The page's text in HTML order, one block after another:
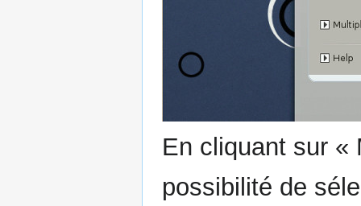
En cliquant sur «
possibilité de